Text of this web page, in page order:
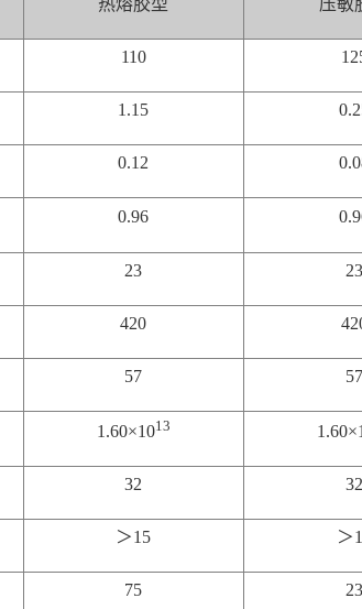
110
1.15
0.12
0.96
23 23
420
57 57
1.60×1013
32 32
＞15 ＞
75 23